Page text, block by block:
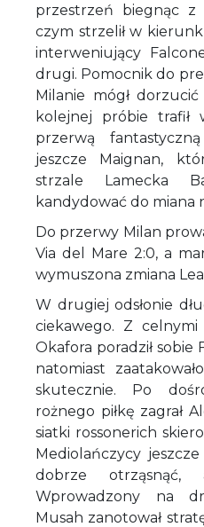
przestrzeń biegnąc z
czym strzelił w
interweniujący
drugi. Pomocnik do
Milanie mógł
kolejnej próbie trafił
przerwą
jeszcze Maignan,
strzale Lamecka
kandydować do miana
Do przerwy Milan
Via del Mare 2:0, a
wymuszona zmiana
W drugiej odsłonie
ciekawego. Z celnymi
Okafora poradził sobie
natomiast
skutecznie. Po
rożnego piłkę zagrał
siatki rossonerich
Mediolańczycy
dobrze
Wprowadzony na
Musah zanotował